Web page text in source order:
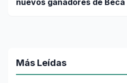
nuevos ganadores de Beca
Más Leídas